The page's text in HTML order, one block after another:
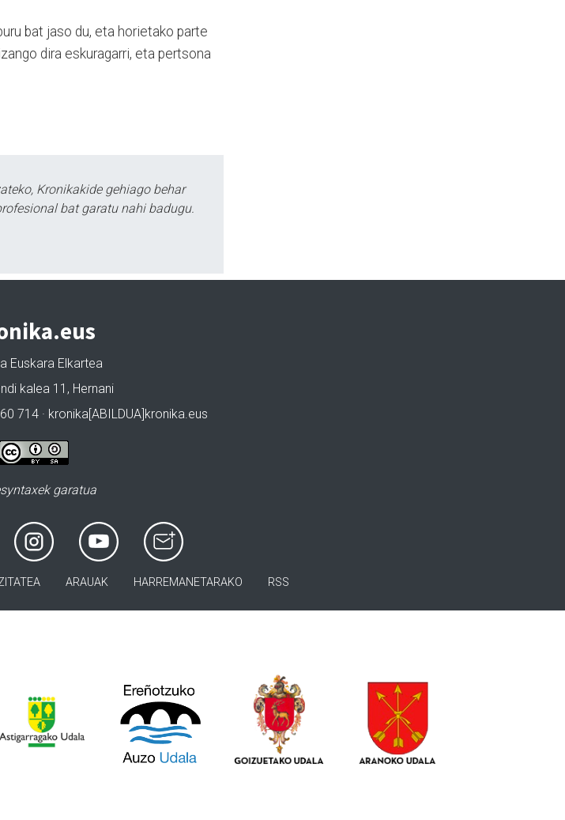
bat jaso du, eta horietako parte
dira eskuragarri, eta pertsona
Kronikakide gehiago behar
bat garatu nahi badugu.
Euskara Elkartea
kalea 11, Hernani
714 · kronika[ABILDUA]kronika.eus
garatua
ARAUAK HARREMANETARAKO RSS